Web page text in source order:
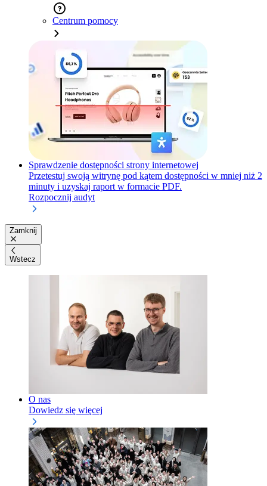
Centrum pomocy
Sprawdzenie dostępności strony internetowej
Przetestuj swoją witrynę pod kątem dostępności w mniej niż 2
minuty i uzyskaj raport w formacie PDF.
Rozpocznij audyt
Zamknij
Wstecz
O nas
Dowiedz się więcej